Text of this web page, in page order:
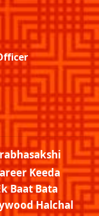
Keeda
Baat Bata
Halchal